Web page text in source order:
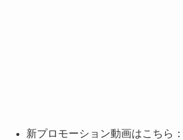
新プロモーション動画はこちら：